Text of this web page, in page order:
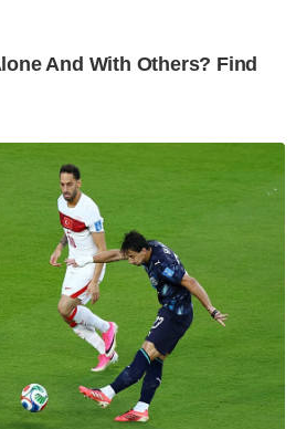
And With Others? Find